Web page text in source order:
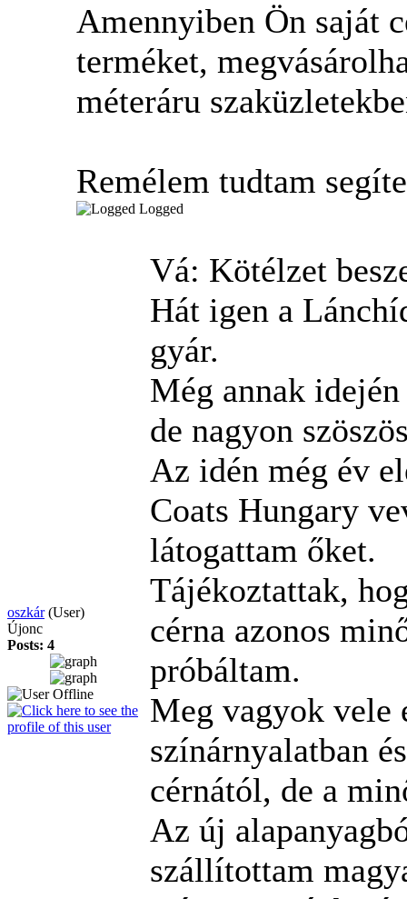
Amennyiben Ön saját
terméket,
méteráru
Remélem tudtam
Logged
oszkár (User)
Újonc
Posts: 4
Vá: Kötélzet
Hát igen a
gyár.
Még annak
de nagyon
Az idén még év
Coats Hungary
látogattam őket.
Tájékoztattak,
cérna azonos
próbáltam.
Meg vagyok vele
színárnyalatban
cérnától, de a
Az új
szállítottam